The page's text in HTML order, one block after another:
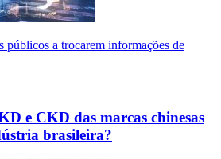
públicos a trocarem informações de
e CKD das marcas chinesas
brasileira?